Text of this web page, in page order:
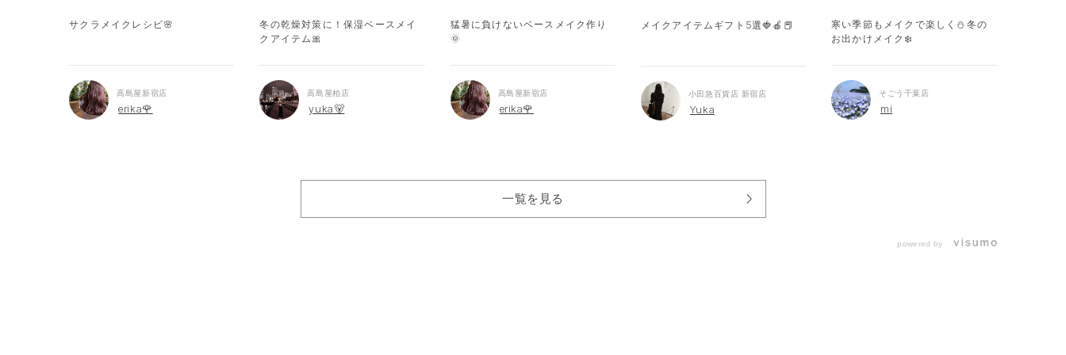
サクラメイクレシピ🌸
高島屋新宿店
erika🌹
冬の乾燥対策に！保湿ベースメイ
クアイテム🎀
高島屋柏店
yuka🐻
猛暑に負けないベースメイク作り
🌞
高島屋新宿店
erika🌹
メイクアイテムギフト5選🍓🍎📕
小田急百貨店 新宿店
Yuka
寒い季節もメイクで楽しく⛄️冬の
お出かけメイク❄️
そごう千葉店
mi
一覧を見る
powered by